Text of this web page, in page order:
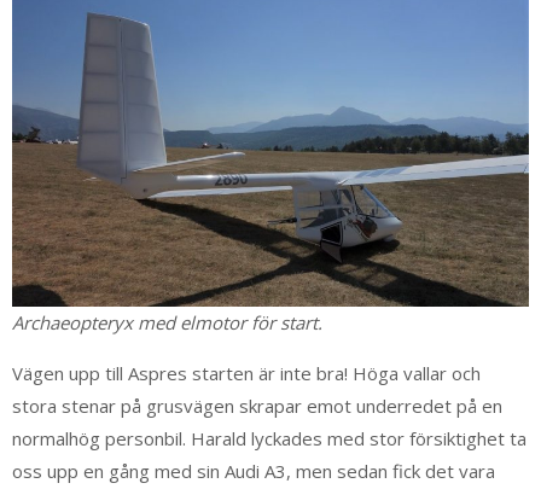
Archaeopteryx med elmotor för start.
Vägen upp till Aspres starten är inte bra! Höga vallar och
stora stenar på grusvägen skrapar emot underredet på en
normalhög personbil. Harald lyckades med stor försiktighet ta
oss upp en gång med sin Audi A3, men sedan fick det vara